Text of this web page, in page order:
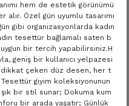
hem de estetik görünümü
Özel gün uyumlu tasarımı
gibi organizasyonlarda kadın
tesettür bağlamalı saten b
bir tercih yapabilirsiniz.H
geniş bir kullanıcı yelpazesi
dikkat çeken düz desen, her t
giyim koleksiyonunun
bir stil sunar; Dokuma kum
bir arada yaşatır; Günlük